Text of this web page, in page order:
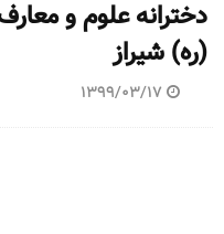
دخترانه علوم و
(ره) شیراز
1399/03/17